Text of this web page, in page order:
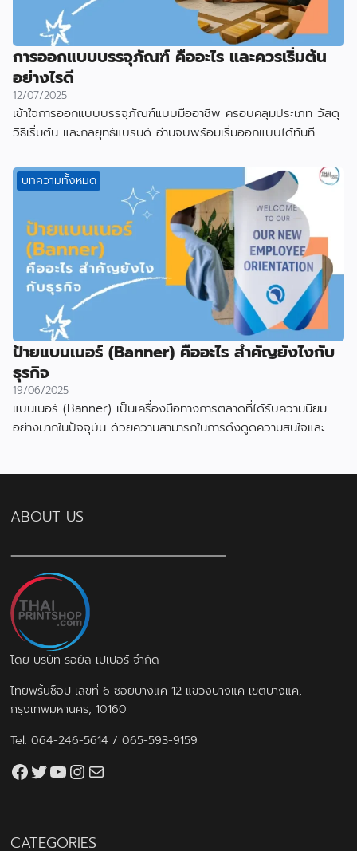
การออกแบบบรรจุภัณฑ์ คืออะไร และควรเริ่มต้น
อย่างไรดี
12/07/2025
เข้าใจการออกแบบบรรจุภัณฑ์แบบมืออาชีพ ครอบคลุมประเภท วัสดุ
วิธีเริ่มต้น และกลยุทธ์แบรนด์ อ่านจบพร้อมเริ่มออกแบบได้ทันที
บทความทั้งหมด
ป้ายแบนเนอร์ (Banner) คืออะไร สำคัญยังไงกับ
ธุรกิจ
19/06/2025
แบนเนอร์ (Banner) เป็นเครื่องมือทางการตลาดที่ได้รับความนิยม
อย่างมากในปัจจุบัน ด้วยความสามารถในการดึงดูดความสนใจและ
ABOUT US
โดย บริษัท รอยัล เปเปอร์ จำกัด
ไทยพริ้นช็อป เลขที่ 6 ซอยบางแค 12 แขวงบางแค เขตบางแค,
กรุงเทพมหานคร, 10160
Tel.064-246-5614 /065-593-9159
Facebook
Twitter
YouTube
Instagram
thaiprintshop.aw@gmail.com
CATEGORIES